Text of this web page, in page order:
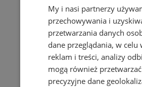
My i nasi partnerzy
przechowywania i
przetwarzania danych
dane przeglądania, w
reklam i treści, analizy
mogą również
precyzyjne dane